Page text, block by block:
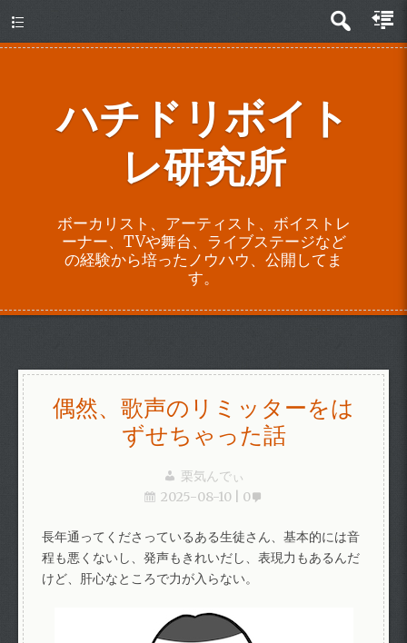
ハチドリボイト
レ研究所
ボーカリスト、アーティスト、ボイストレ
ーナー、TVや舞台、ライブステージなど
の経験から培ったノウハウ、公開してま
す。
偶然、歌声のリミッターをは
ずせちゃった話
栗気んでぃ
2025-08-10
0
長年通ってくださっているある生徒さん、基本的には音
程も悪くないし、発声もきれいだし、表現力もあるんだ
けど、肝心なところで力が入らない。